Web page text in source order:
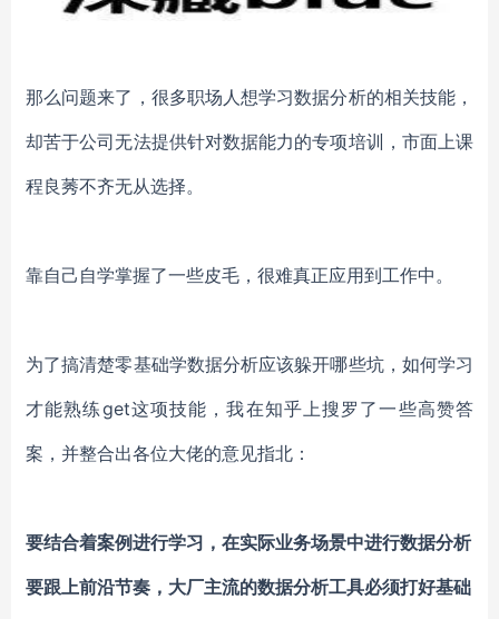
那么问题来了，很多职场人想学习数据分析的相关技能，
却苦于公司无法提供针对数据能力的专项培训，市面上课
程良莠不齐无从选择。
靠自己自学掌握了一些皮毛，很难真正应用到工作中。
为了搞清楚零基础学数据分析应该躲开哪些坑，如何学习
才能熟练get这项技能，我在知乎上搜罗了一些高赞答
案，并整合出各位大佬的意见指北：
要结合着案例进行学习，在实际业务场景中进行数据分析
要跟上前沿节奏，大厂主流的数据分析工具必须打好基础